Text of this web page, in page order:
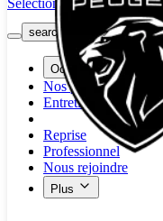
Sélectionnez une autre ville
search button - icon
Occasion
Nos promotions
Entretien
Reprise
Professionnel
Nous rejoindre
Plus